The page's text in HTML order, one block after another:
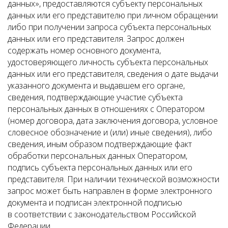
данных», предоставляются субъекту персональных
данных или его представителю при личном обращении
либо при получении запроса субъекта персональных
данных или его представителя. Запрос должен
содержать номер основного документа,
удостоверяющего личность субъекта персональных
данных или его представителя, сведения о дате выдачи
указанного документа и выдавшем его органе,
сведения, подтверждающие участие субъекта
персональных данных в отношениях с Оператором
(номер договора, дата заключения договора, условное
словесное обозначение и (или) иные сведения), либо
сведения, иным образом подтверждающие факт
обработки персональных данных Оператором,
подпись субъекта персональных данных или его
представителя. При наличии технической возможности
запрос может быть направлен в форме электронного
документа и подписан электронной подписью
в соответствии с законодательством Российской